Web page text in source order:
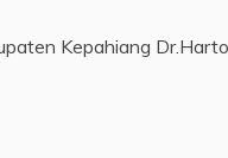
Kepahiang